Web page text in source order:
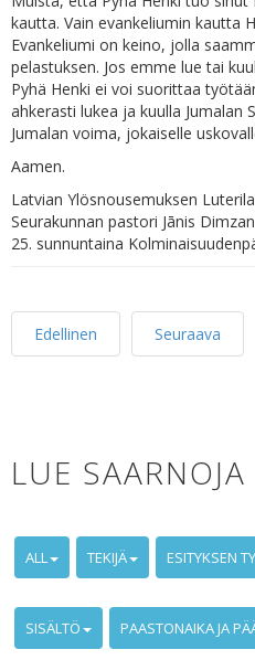
kautta. Vain evankeliumin kautta
Evankeliumi on keino, jolla
pelastuksen. Jos emme lue tai
Pyhä Henki ei voi suorittaa
ahkerasti lukea ja kuulla Jumalan
Jumalan voima, jokaiselle
Aamen.
Latvian Ylösnousemuksen
Seurakunnan pastori Jānis
25. sunnuntaina
Edellinen Seuraava
LUE SAARNOJA
ALL TEKIJÄ ESITYKSEN
SISÄLTÖ PAASTONAIKA JA